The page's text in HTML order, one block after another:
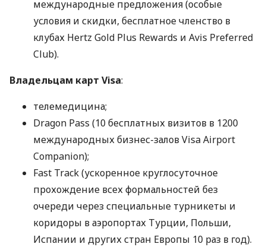
международные предложения (особые
условия и скидки, бесплатное членство в
клубах Hertz Gold Plus Rewards и Avis Preferred
Club).
Владельцам карт Visa:
телемедицина;
Dragon Pass (10 бесплатных визитов в 1200
международных бизнес-залов Visa Airport
Companion);
Fast Track (ускоренное круглосуточное
прохождение всех формальностей без
очереди через специальные турникеты и
коридоры в аэропортах Турции, Польши,
Испании и других стран Европы 10 раз в год).